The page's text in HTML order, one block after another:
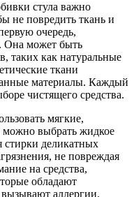
стула важно
не повредить ткань и
очередь,
Она может быть
таких как натуральные
ткани
материалы. Каждый
чистящего средства.
мягкие,
можно выбрать жидкое
стирки деликатных
не повреждая
на средства,
обладают
аллергии.